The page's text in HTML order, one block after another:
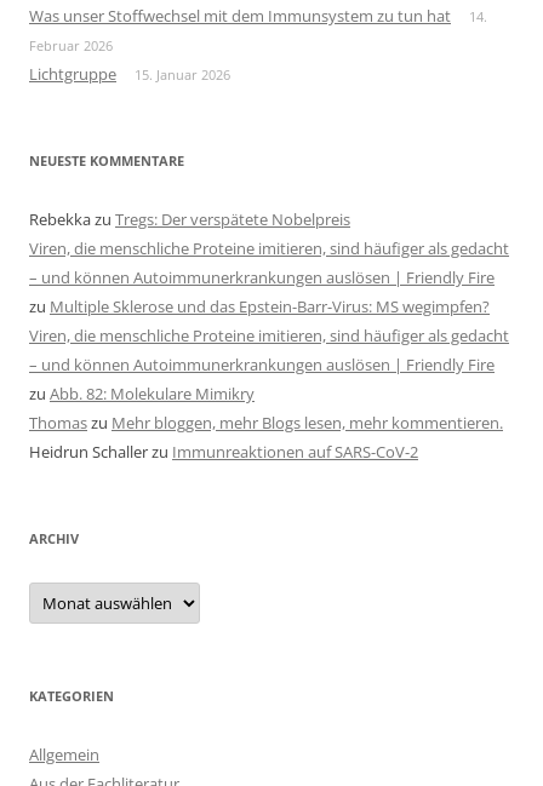
Was unser Stoffwechsel mit dem Immunsystem zu tun hat
14.
Februar 2026
Lichtgruppe 15. Januar 2026
NEUESTE KOMMENTARE
Rebekkazu Tregs: Der verspätete Nobelpreis
Viren, die menschliche Proteine imitieren, sind häufiger als gedacht
– und können Autoimmunerkrankungen auslösen | Friendly Fire
zu Multiple Sklerose und das Epstein-Barr-Virus: MS wegimpfen?
Viren, die menschliche Proteine imitieren, sind häufiger als gedacht
– und können Autoimmunerkrankungen auslösen | Friendly Fire
zu Abb. 82: Molekulare Mimikry
Thomaszu Mehr bloggen, mehr Blogs lesen, mehr kommentieren.
Heidrun Schallerzu Immunreaktionen auf SARS-CoV-2
ARCHIV
Archiv
KATEGORIEN
Allgemein